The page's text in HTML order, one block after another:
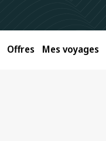
Offres Mes voyages